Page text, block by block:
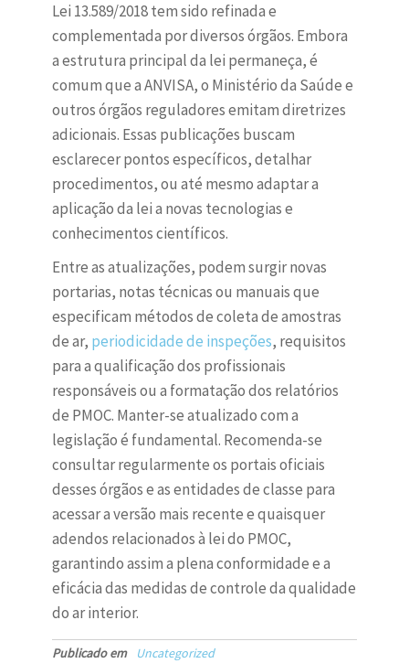
Lei 13.589/2018 tem sido refinada e
complementada por diversos órgãos. Embora
a estrutura principal da lei permaneça, é
comum que a ANVISA, o Ministério da Saúde e
outros órgãos reguladores emitam diretrizes
adicionais. Essas publicações buscam
esclarecer pontos específicos, detalhar
procedimentos, ou até mesmo adaptar a
aplicação da lei a novas tecnologias e
conhecimentos científicos.
Entre as atualizações, podem surgir novas
portarias, notas técnicas ou manuais que
especificam métodos de coleta de amostras
de ar, periodicidade de inspeções, requisitos
para a qualificação dos profissionais
responsáveis ou a formatação dos relatórios
de PMOC. Manter-se atualizado com a
legislação é fundamental. Recomenda-se
consultar regularmente os portais oficiais
desses órgãos e as entidades de classe para
acessar a versão mais recente e quaisquer
adendos relacionados à lei do PMOC,
garantindo assim a plena conformidade e a
eficácia das medidas de controle da qualidade
do ar interior.
Publicado em Uncategorized